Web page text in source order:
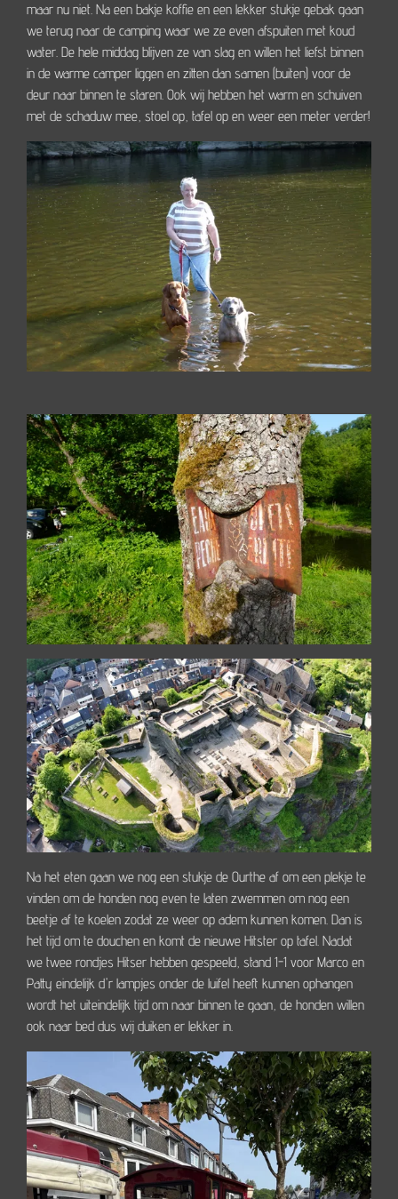
maar nu niet. Na een bakje koffie en een lekker stukje gebak gaan
we terug naar de camping waar we ze even afspuiten met koud
water. De hele middag blijven ze van slag en willen het liefst binnen
in de warme camper liggen en zitten dan samen (buiten) voor de
deur naar binnen te staren. Ook wij hebben het warm en schuiven
met de schaduw mee, stoel op, tafel op en weer een meter verder!
Na het eten gaan we nog een stukje de Ourthe af om een plekje te
vinden om de honden nog even te laten zwemmen om nog een
beetje af te koelen zodat ze weer op adem kunnen komen. Dan is
het tijd om te douchen en komt de nieuwe Hitster op tafel. Nadat
we twee rondjes Hitser hebben gespeeld, stand 1-1 voor Marco en
Patty eindelijk d'r lampjes onder de luifel heeft kunnen ophangen
wordt het uiteindelijk tijd om naar binnen te gaan, de honden willen
ook naar bed dus wij duiken er lekker in.